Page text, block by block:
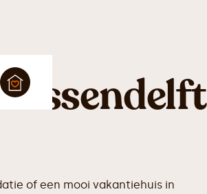
Assendelft
of een mooi vakantiehuis in